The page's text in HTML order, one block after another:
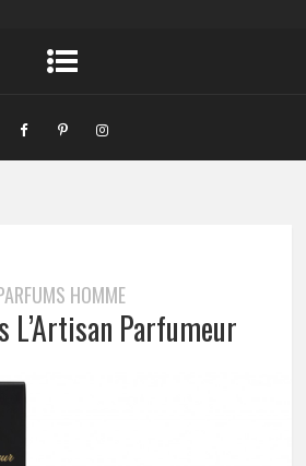
HOMME
L’Artisan Parfumeur